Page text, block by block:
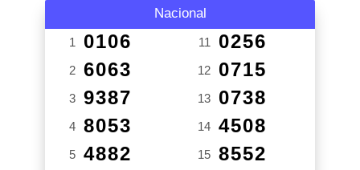
Nacional
1 0106
2 6063
3 9387
4 8053
5 4882
11 0256
12 0715
13 0738
14 4508
15 8552